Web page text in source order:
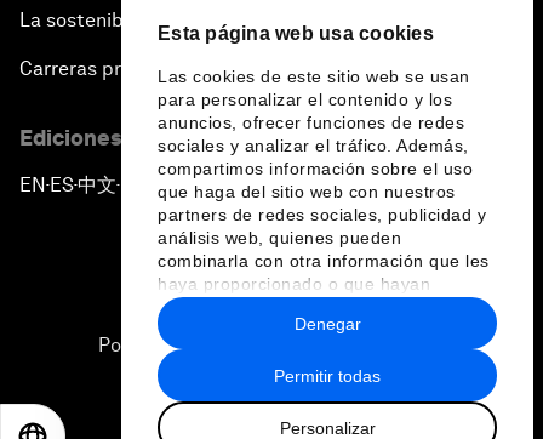
Esta página web usa cookies
Las cookies de este sitio web se usan
para personalizar el contenido y los
anuncios, ofrecer funciones de redes
sociales y analizar el tráfico. Además,
compartimos información sobre el uso
que haga del sitio web con nuestros
partners de redes sociales, publicidad y
análisis web, quienes pueden
combinarla con otra información que les
haya proporcionado o que hayan
recopilado a partir del uso que haya
hecho de sus servicios.
Permitir todas
Personalizar
Denegar
La sostenibilidad en el Foro
Carreras profesionales
Ediciones en otros idiomas
EN ▪ES▪中文▪ 日本語
Política de privacidad y normas de uso
Sitemap